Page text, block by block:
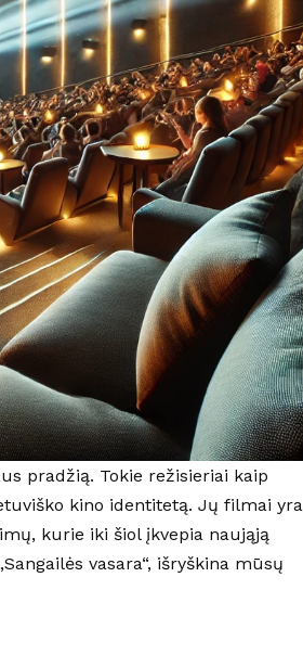
pradžią. Tokie režisieriai kaip
kino identitetą. Jų filmai yra
kurie iki šiol įkvepia naująją
vasara“, išryškina mūsų